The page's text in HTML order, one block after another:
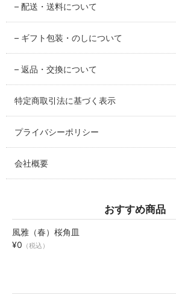
STRAWBERRY
錆ネズシリーズ
SABINEZU
花びらシリーズ
PETAL
染錦葡萄シリーズ
MAGNIFIER
– 配送・送料について
– ギフト包装・のしについて
– 返品・交換について
特定商取引法に基づく表示
プライバシーポリシー
会社概要
おすすめ商品
風雅（春）桜角皿
¥0 （税込）